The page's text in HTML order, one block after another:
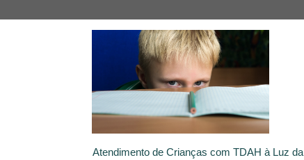
Atendimento de Crianças com TDAH à Luz da